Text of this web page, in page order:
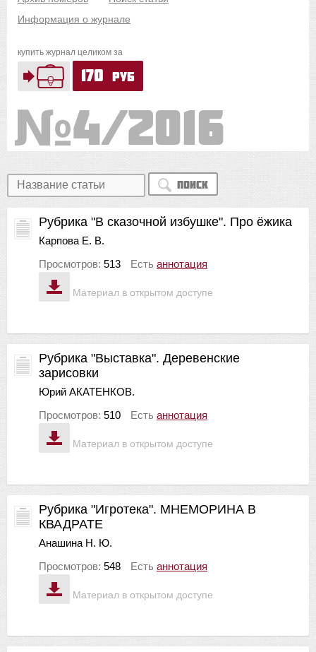
Информация о журнале
купить журнал целиком за
170 руб
4/2016
Поиск
Материал в открытом доступе
Рубрика "В сказочной избушке". Про ёжика
Карпова Е. В.
Просмотров: 513 Есть аннотация
Материал в открытом доступе
Рубрика "Выставка". Деревенские
зарисовки
Юрий АКАТЕНКОВ.
Просмотров: 510 Есть аннотация
Материал в открытом доступе
Рубрика "Игротека". МНЕМОРИНА В
КВАДРАТЕ
Анашина Н. Ю.
Просмотров: 548 Есть аннотация